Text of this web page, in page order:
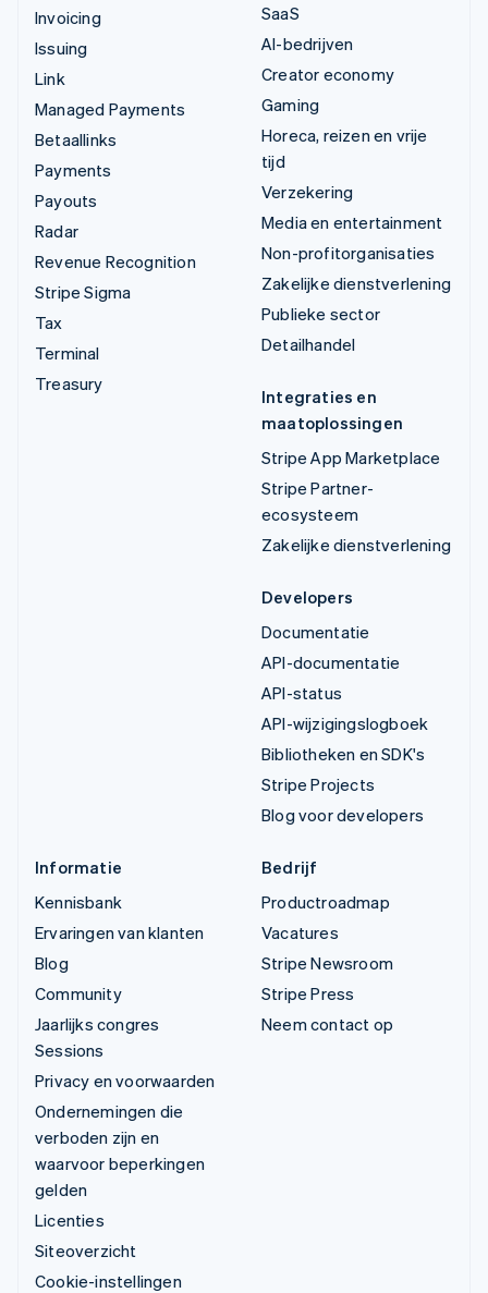
Invoicing
Issuing
Link
Managed Payments
Betaallinks
Payments
Payouts
Radar
Revenue Recognition
Stripe Sigma
Tax
Terminal
Treasury
SaaS
AI-bedrijven
Creator economy
Gaming
Horeca, reizen en vrije
tijd
Verzekering
Media en entertainment
Non-profitorganisaties
Zakelijke dienstverlening
Publieke sector
Detailhandel
Integraties en
maatoplossingen
Stripe App Marketplace
Stripe Partner-
ecosysteem
Zakelijke dienstverlening
Developers
Documentatie
API-documentatie
API-status
API-wijzigingslogboek
Bibliotheken en SDK's
Stripe Projects
Blog voor developers
Informatie
Kennisbank
Ervaringen van klanten
Blog
Community
Jaarlijks congres
Sessions
Privacy en voorwaarden
Ondernemingen die
verboden zijn en
waarvoor beperkingen
gelden
Licenties
Siteoverzicht
Cookie-instellingen
Bedrijf
Productroadmap
Vacatures
Stripe Newsroom
Stripe Press
Neem contact op